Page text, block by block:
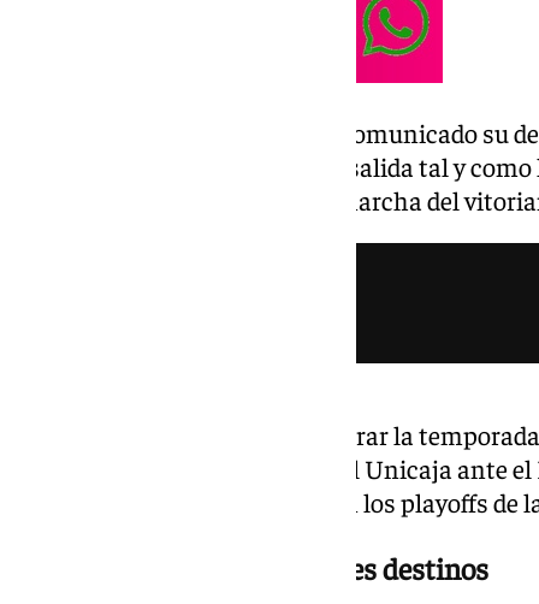
El entrenador vasco ya habría comunicado su
acuerden los términos para su salida tal y
adelanta la información de la marcha del
«No es aquí donde tengo que cerrar la
decía Navarro tras la derrota del Unicaja ante
presencia de los malagueños en los playoffs de
Barça y Estrella Roja, posibles destinos